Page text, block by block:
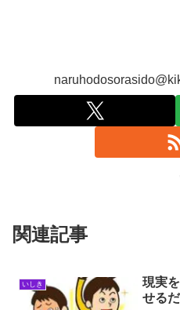
関連記事
いしき
現実
せる